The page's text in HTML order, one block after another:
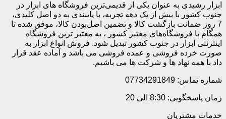
ابزار رشیدی به عنوان یکی از قدیمی‌ترین فروشگاه های ابزار در
جنوب کشور با بیش از یک دهه تجربه، با پایبندی به دو اصل کلیدی،
7 روز ضمانت بازگشت کالا و تضمین اصل‌بودن کالا، موفق شده تا
همگام با فروشگاه‌های معتبر کشور ، به معتبر ترین فروشگاه
اینترنتی ابزار در جنوب کشور تبدیل شود. فروش انواع ابزار به
صورت خرده فروشی و عمده فروشی می باشد و آماده عقد قرار
داد با همه نهاد ها و شرکت ها می باشیم.
شماره تماس: 07734291849
زمان پاسخگویی: 8:30 الی 20
خدمات مشتریان